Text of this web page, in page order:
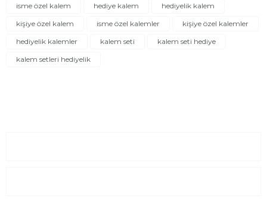
isme özel kalem
hediye kalem
hediyelik kalem
kişiye özel kalem
isme özel kalemler
kişiye özel kalemler
hediyelik kalemler
kalem seti
kalem seti hediye
kalem setleri hediyelik